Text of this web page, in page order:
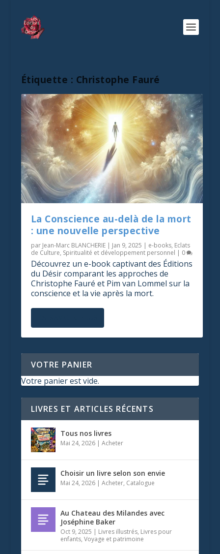
Étiquette : Christophe Fauré
La Conscience au-delà de la mort
: une nouvelle perspective
par Jean-Marc BLANCHERIE| Jan 9, 2025 | e-books, Eclats
de Culture, Spiritualité et développement personnel | 0
Découvrez un e-book captivant des Éditions
du Désir comparant les approches de
Christophe Fauré et Pim van Lommel sur la
conscience et la vie après la mort.
VOTRE PANIER
Votre panier est vide.
LIVRES ET ARTICLES RÉCENTS
Tous nos livres
Mai 24, 2026| Acheter
Choisir un livre selon son envie
Mai 24, 2026| Acheter, Catalogue
Au Chateau des Milandes avec
Joséphine Baker
Oct 9, 2025 | Livres illustrés, Livres pour
enfants, Voyage et patrimoine